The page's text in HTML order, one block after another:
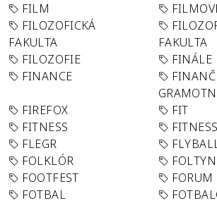
FILM
FILOZOFICKÁ
FAKULTA
FAKULTA
FILOZOFIE
FINÁLE
FINANCE
FIREFOX
FIT
FITNESS
FLEGR
FOLKLÓR
FOLTYN
FOOTFEST
FORUM
FOTBAL